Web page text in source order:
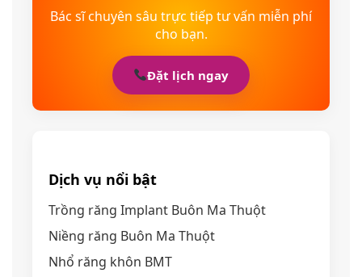
Bác sĩ chuyên sâu trực tiếp tư vấn miễn phí
cho bạn.
Đặt lịch ngay
Dịch vụ nổi bật
Trồng răng Implant Buôn Ma Thuột
Niềng răng Buôn Ma Thuột
Nhổ răng khôn BMT